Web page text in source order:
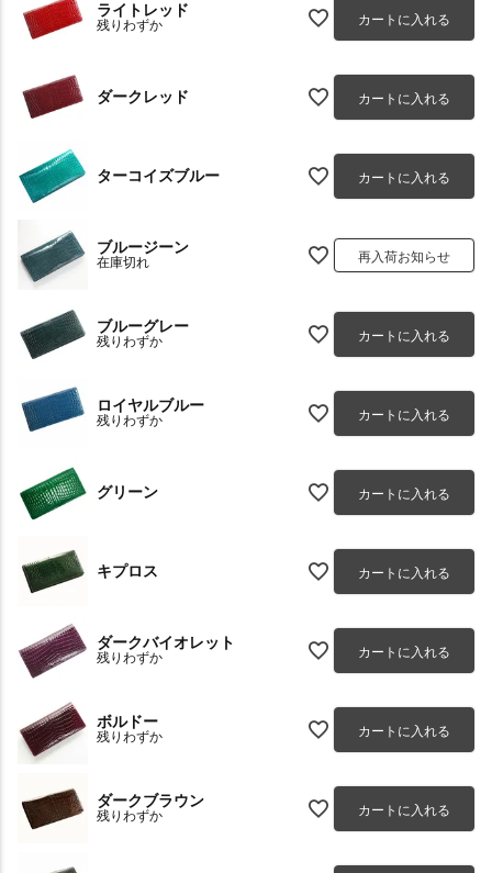
ライトレッド
残りわずか カートに入れる
ダークレッド カートに入れる
ターコイズブルー カートに入れる
ブルージーン
在庫切れ 再入荷お知らせ
ブルーグレー
残りわずか カートに入れる
ロイヤルブルー
残りわずか カートに入れる
グリーン カートに入れる
キプロス カートに入れる
ダークバイオレット
残りわずか カートに入れる
ボルドー
残りわずか カートに入れる
ダークブラウン
残りわずか カートに入れる